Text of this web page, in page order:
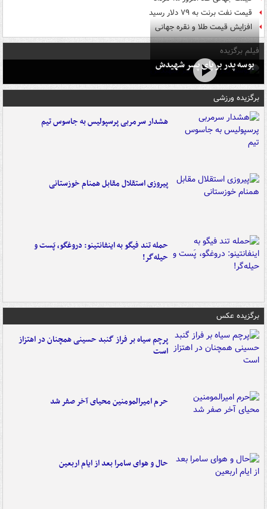
قیمت نفت برنت به ۷۹ دلار رسید
افزایش قیمت طلا و نقره جهانی
فیلم برگزیده
بوسه‌ پدر بر پای پسر شهیدش
برگزیده ورزشی
هشدار سرمربی پرسپولیس به جاسوس تیم
پیروزی استقلال مقابل همنام خوزستانی
حمله تند فیگو به اینفانتینو: دروغگو، پَست‌ و
حیله‌گر!
برگزیده عکس
پرچم سیاه بر فراز گنبد حسینی همچنان در اهتزاز
است
حرم امیرالمومنین محیای آخر صفر شد
حال و هوای سامرا بعد از ایام اربعین